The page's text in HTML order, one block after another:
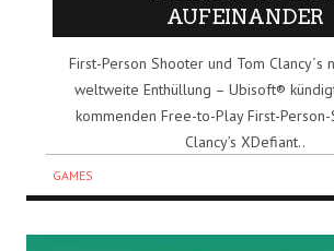
AUFEINANDER
First-Person Shooter und Tom Clancy´s
weltweite Enthüllung – Ubisoft®
kommenden Free-to-Play First-
Clancy’s XDefiant..
GAMES